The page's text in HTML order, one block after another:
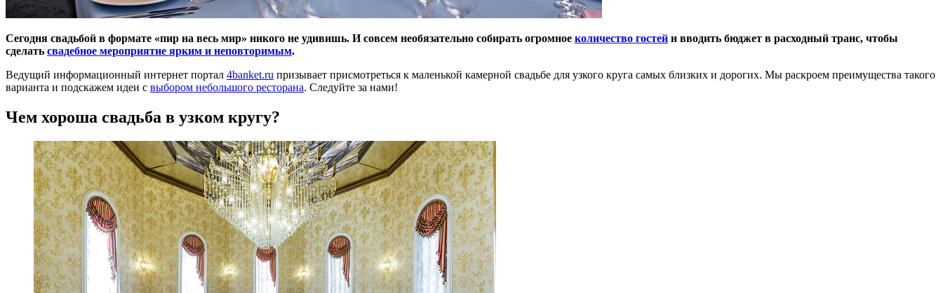
Сегодня свадьбой в формате «пир на весь мир» никого не удивишь. И совсем необязательно собирать огромное количество гостей и вводить бюджет в расходный транс, чтобы
сделать свадебное мероприятие ярким и неповторимым.
Ведущий информационный интернет портал 4banket.ru призывает присмотреться к маленькой камерной свадьбе для узкого круга самых близких и дорогих. Мы раскроем преимущества такого
варианта и подскажем идеи с выбором небольшого ресторана. Следуйте за нами!
Чем хороша свадьба в узком кругу?